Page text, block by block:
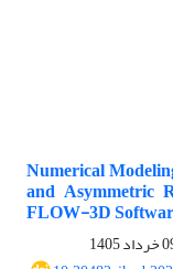
Numerical
and Asymmetric
FLOW-3D
1405